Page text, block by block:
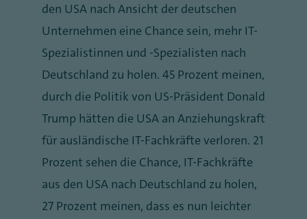
den USA nach Ansicht der deutschen
Unternehmen eine Chance sein, mehr IT-
Spezialistinnen und -Spezialisten nach
Deutschland zu holen. 45 Prozent meinen,
durch die Politik von US-Präsident Donald
Trump hätten die USA an Anziehungskraft
für ausländische IT-Fachkräfte verloren. 21
Prozent sehen die Chance, IT-Fachkräfte
aus den USA nach Deutschland zu holen,
27 Prozent meinen, dass es nun leichter